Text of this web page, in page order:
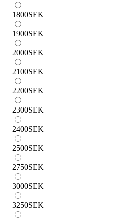
1800SEK
1900SEK
2000SEK
2100SEK
2200SEK
2300SEK
2400SEK
2500SEK
2750SEK
3000SEK
3250SEK